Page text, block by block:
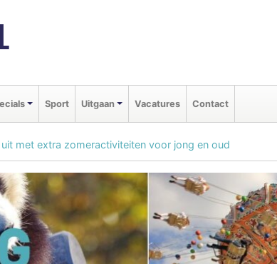
Sport Uitgaan Vacatures Contact
met extra zomeractiviteiten voor jong en oud